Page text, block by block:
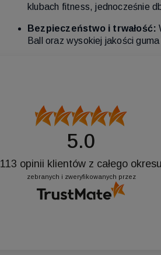
klubach fitness, jednocześnie
Bezpieczeństwo i trwałość:
Ball oraz wysokiej jakości
5.0
113 opinii klientów z całego okresu
zebranych i zweryfikowanych przez